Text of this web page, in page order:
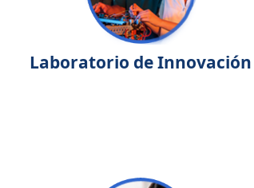
Laboratorio de Innovación